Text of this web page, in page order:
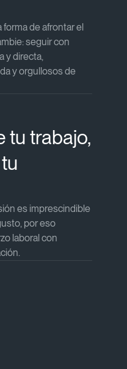
de afrontar el
seguir con
y directa,
y orgullosos de
tu trabajo,
es imprescindible
por eso
laboral con